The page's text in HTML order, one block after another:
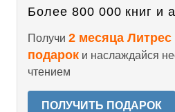
Более 800 000 книг и
Получи 2 месяца
подарок и наслаждайся
чтением
ПОЛУЧИТЬ ПОДАРОК